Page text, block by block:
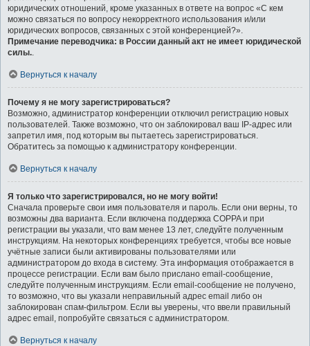
юридических отношений, кроме указанных в ответе на вопрос «С кем
можно связаться по вопросу некорректного использования и/или
юридических вопросов, связанных с этой конференцией?».
Примечание переводчика: в России данный акт не имеет юридической
силы..
Вернуться к началу
Почему я не могу зарегистрироваться?
Возможно, администратор конференции отключил регистрацию новых
пользователей. Также возможно, что он заблокировал ваш IP-адрес или
запретил имя, под которым вы пытаетесь зарегистрироваться.
Обратитесь за помощью к администратору конференции.
Вернуться к началу
Я только что зарегистрировался, но не могу войти!
Сначала проверьте свои имя пользователя и пароль. Если они верны, то
возможны два варианта. Если включена поддержка COPPA и при
регистрации вы указали, что вам менее 13 лет, следуйте полученным
инструкциям. На некоторых конференциях требуется, чтобы все новые
учётные записи были активированы пользователями или
администратором до входа в систему. Эта информация отображается в
процессе регистрации. Если вам было прислано email-сообщение,
следуйте полученным инструкциям. Если email-сообщение не получено,
то возможно, что вы указали неправильный адрес email либо он
заблокирован спам-фильтром. Если вы уверены, что ввели правильный
адрес email, попробуйте связаться с администратором.
Вернуться к началу